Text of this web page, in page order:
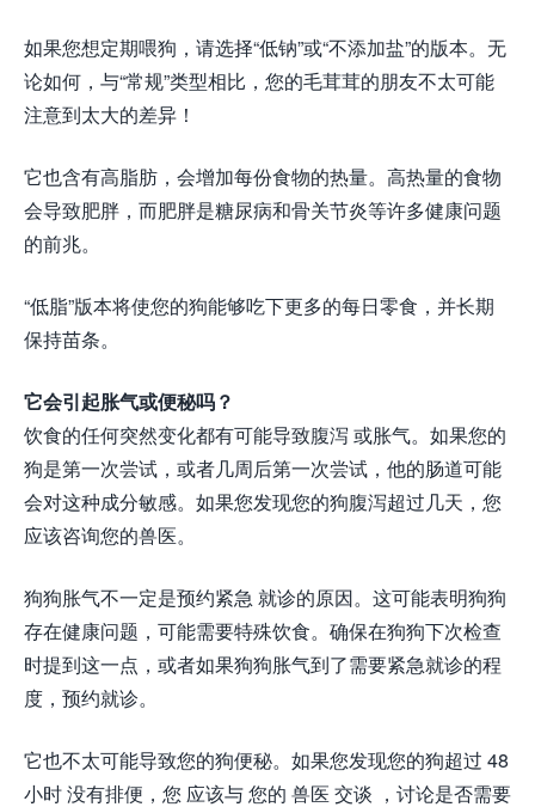
如果您想定期喂狗，请选择“低钠”或“不添加盐”的版本。无
论如何，与“常规”类型相比，您的毛茸茸的朋友不太可能
注意到太大的差异！
它也含有高脂肪，会增加每份食物的热量。高热量的食物
会导致肥胖，而肥胖是糖尿病和骨关节炎等许多健康问题
的前兆。
“低脂”版本将使您的狗能够吃下更多的每日零食，并长期
保持苗条。
它会引起胀气或便秘吗？
饮食的任何突然变化都有可能导致腹泻 或胀气。如果您的
狗是第一次尝试，或者几周后第一次尝试，他的肠道可能
会对这种成分敏感。如果您发现您的狗腹泻超过几天，您
应该咨询您的兽医。
狗狗胀气不一定是预约紧急 就诊的原因。这可能表明狗狗
存在健康问题，可能需要特殊饮食。确保在狗狗下次检查
时提到这一点，或者如果狗狗胀气到了需要紧急就诊的程
度，预约就诊。
它也不太可能导致您的狗便秘。如果您发现您的狗超过 48
小时 没有排便，您 应该与 您的 兽医 交谈 ，讨论是否需要